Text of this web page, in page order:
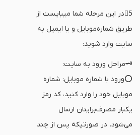
5⃣در این مرحله شما میبایست از
طریق شماره‌موبایل و یا ایمیل به
سایت وارد شوید:
🗝مراحل ورود به سایت:
⭕️ورود با شماره موبایل: شماره
موبایل خود را وارد کنید، کد رمز
یکبار مصرف‌برایتان ارسال
می‌شود. در صورتیکه پس از چند